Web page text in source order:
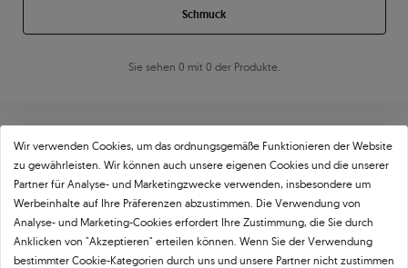
Schmuck
Sie sehen 0 mit 0 der Produkte.
Über11 4845★-Bewertungen in ganz
Europa
Wir verwenden Cookies, um das ordnungsgemäße Funktionieren der Website
zu gewährleisten. Wir können auch unsere eigenen Cookies und die unserer
Partner für Analyse- und Marketingzwecke verwenden, insbesondere um
Werbeinhalte auf Ihre Präferenzen abzustimmen. Die Verwendung von
Analyse- und Marketing-Cookies erfordert Ihre Zustimmung, die Sie durch
Anklicken von "Akzeptieren" erteilen können. Wenn Sie der Verwendung
bestimmter Cookie-Kategorien durch uns und unsere Partner nicht zustimmen